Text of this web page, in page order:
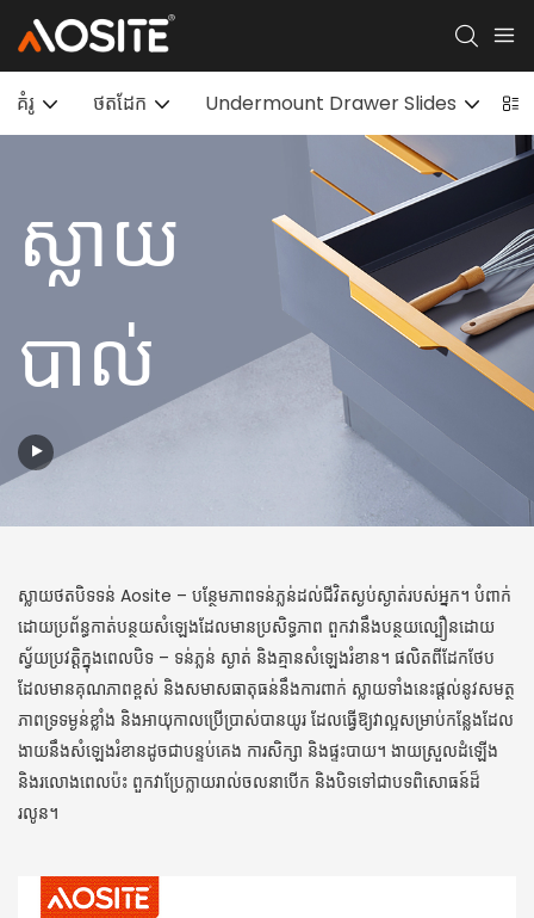
គំរូ ថតដែក Undermount Drawer Slides ស្
ស្លាយ
បាល់
ស្លាយថតបិទទន់ Aosite – បន្ថែមភាពទន់ភ្លន់ដល់ជីវិតស្ងប់ស្ងាត់របស់អ្នក។ បំពាក់
ដោយប្រព័ន្ធកាត់បន្ថយសំឡេងដែលមានប្រសិទ្ធភាព ពួកវានឹងបន្ថយល្បឿនដោយ
ស្វ័យប្រវត្តិក្នុងពេលបិទ – ទន់ភ្លន់ ស្ងាត់ និងគ្មានសំឡេងរំខាន។ ផលិតពីដែកថែប
ដែលមានគុណភាពខ្ពស់ និងសមាសធាតុធន់នឹងការពាក់ ស្លាយទាំងនេះផ្តល់នូវសមត្ថ
ភាពទ្រទម្ងន់ខ្លាំង និងអាយុកាលប្រើប្រាស់បានយូរ ដែលធ្វើឱ្យវាល្អសម្រាប់កន្លែងដែល
ងាយនឹងសំឡេងរំខានដូចជាបន្ទប់គេង ការសិក្សា និងផ្ទះបាយ។ ងាយស្រួលដំឡើង
និងរលោងពេលប៉ះ ពួកវាប្រែក្លាយរាល់ចលនាបើក និងបិទទៅជាបទពិសោធន៍ដ៏
រលូន។